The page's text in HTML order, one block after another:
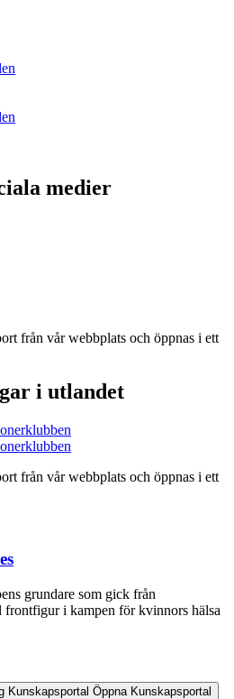
medier
från vår webbplats och öppnas i ett
i utlandet
från vår webbplats och öppnas i ett
grundare som gick från
i kampen för kvinnors hälsa
Kunskapsportal Öppna Kunskapsportal